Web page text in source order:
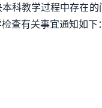
科教学过程中存在
查有关事宜通知如下：